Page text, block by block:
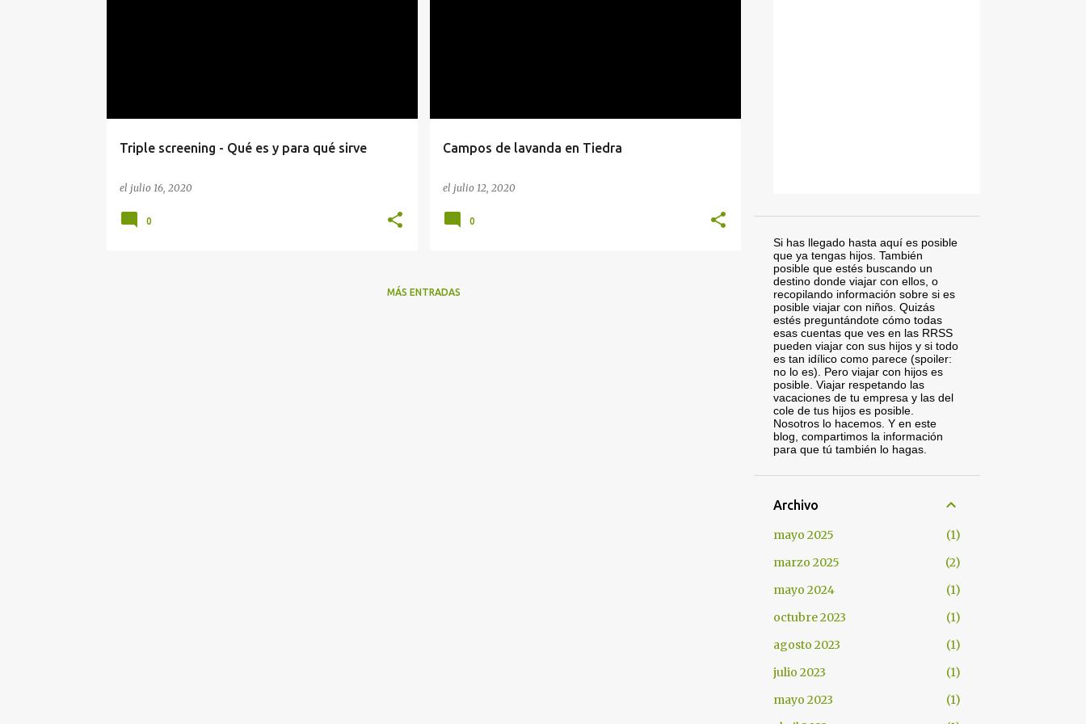
Triple screening - Qué es y para qué sirve
el julio 16, 2020
0
Campos de lavanda en Tiedra
el julio 12, 2020
0
MÁS ENTRADAS
Si has llegado hasta aquí es posible
que ya tengas hijos. También
posible que estés buscando un
destino donde viajar con ellos, o
recopilando información sobre si es
posible viajar con niños. Quizás
estés preguntándote cómo todas
esas cuentas que ves en las RRSS
pueden viajar con sus hijos y si todo
es tan idílico como parece (spoiler:
no lo es). Pero viajar con hijos es
posible. Viajar respetando las
vacaciones de tu empresa y las del
cole de tus hijos es posible.
Nosotros lo hacemos. Y en este
blog, compartimos la información
para que tú también lo hagas.
Archivo
mayo 2025
1
marzo 2025
2
mayo 2024
1
octubre 2023
1
agosto 2023
1
julio 2023
1
mayo 2023
1